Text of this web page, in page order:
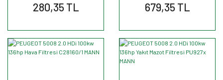
280,35 TL 679,35 TL